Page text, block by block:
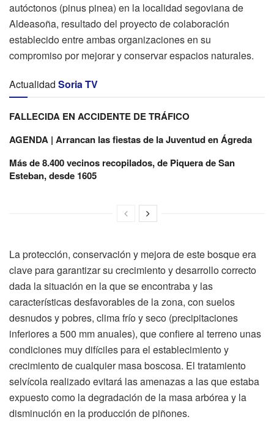
autóctonos (pinus pinea) en la localidad segoviana de
Aldeasoña, resultado del proyecto de colaboración
establecido entre ambas organizaciones en su
compromiso por mejorar y conservar espacios naturales.
Actualidad Soria TV
FALLECIDA EN ACCIDENTE DE TRÁFICO
AGENDA | Arrancan las fiestas de la Juventud en Ágreda
Más de 8.400 vecinos recopilados, de Piquera de San
Esteban, desde 1605
La protección, conservación y mejora de este bosque era
clave para garantizar su crecimiento y desarrollo correcto
dada la situación en la que se encontraba y las
características desfavorables de la zona, con suelos
desnudos y pobres, clima frío y seco (precipitaciones
inferiores a 500 mm anuales), que confiere al terreno unas
condiciones muy difíciles para el establecimiento y
crecimiento de cualquier masa boscosa. El tratamiento
selvícola realizado evitará las amenazas a las que estaba
expuesto como la degradación de la masa arbórea y la
disminución en la producción de piñones.